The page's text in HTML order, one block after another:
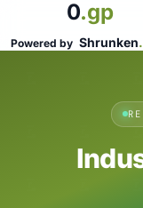
0.gp
Powered by Shrunken